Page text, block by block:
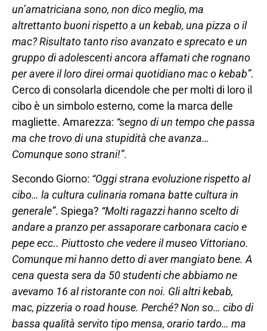
un’amatriciana sono, non dico meglio, ma
altrettanto buoni rispetto a un kebab, una pizza o il
mac? Risultato tanto riso avanzato e sprecato e un
gruppo di adolescenti ancora affamati che rognano
per avere il loro direi ormai quotidiano mac o kebab”.
Cerco di consolarla dicendole che per molti di loro il
cibo è un simbolo esterno, come la marca delle
magliette. Amarezza: “segno di un tempo che passa
ma che trovo di una stupidità che avanza…
Comunque sono strani!”.
Secondo Giorno: “Oggi strana evoluzione rispetto al
cibo… la cultura culinaria romana batte cultura in
generale”. Spiega? “Molti ragazzi hanno scelto di
andare a pranzo per assaporare carbonara cacio e
pepe ecc.. Piuttosto che vedere il museo Vittoriano.
Comunque mi hanno detto di aver mangiato bene. A
cena questa sera da 50 studenti che abbiamo ne
avevamo 16 al ristorante con noi. Gli altri kebab,
mac, pizzeria o road house. Perché? Non so… cibo di
bassa qualità servito tipo mensa, orario tardo… ma